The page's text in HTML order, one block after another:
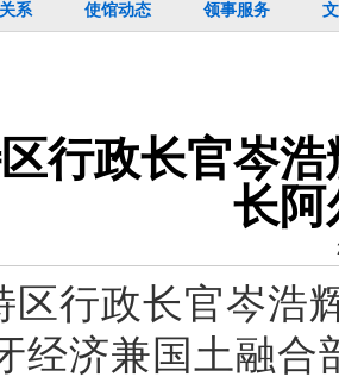
系 使馆动态 领事服务
行政长官岑
长阿
区行政长官岑浩
经济兼国土融合